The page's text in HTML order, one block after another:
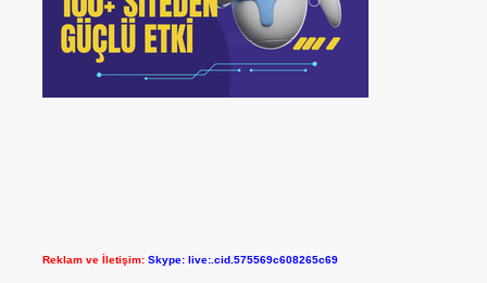
Reklam ve İletişim: Skype: live:.cid.575569c608265c69